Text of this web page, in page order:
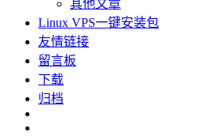
其他文章
Linux VPS一键安装包
友情链接
留言板
下载
归档